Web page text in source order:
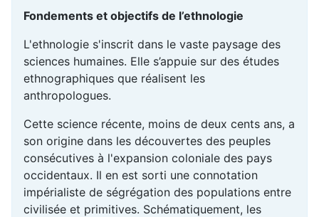
Fondements et objectifs de l’ethnologie
L'ethnologie s'inscrit dans le vaste paysage des
sciences humaines. Elle s’appuie sur des études
ethnographiques que réalisent les
anthropologues.
Cette science récente, moins de deux cents ans, a
son origine dans les découvertes des peuples
consécutives à l'expansion coloniale des pays
occidentaux. Il en est sorti une connotation
impérialiste de ségrégation des populations entre
civilisée et primitives. Schématiquement, les